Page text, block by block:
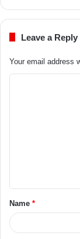
Leave a Reply
Your email address
Name *